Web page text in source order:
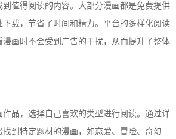
值得阅读的内容。大部分漫画都是免费提供
载，节省了时间和精力。平台的多样化阅读
画时不会受到广告的干扰，从而提升了整体
品，选择自己喜欢的类型进行阅读。通过详
到特定题材的漫画，如恋爱、冒险、奇幻